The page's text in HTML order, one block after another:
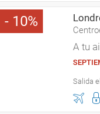
10
A tu
Salida